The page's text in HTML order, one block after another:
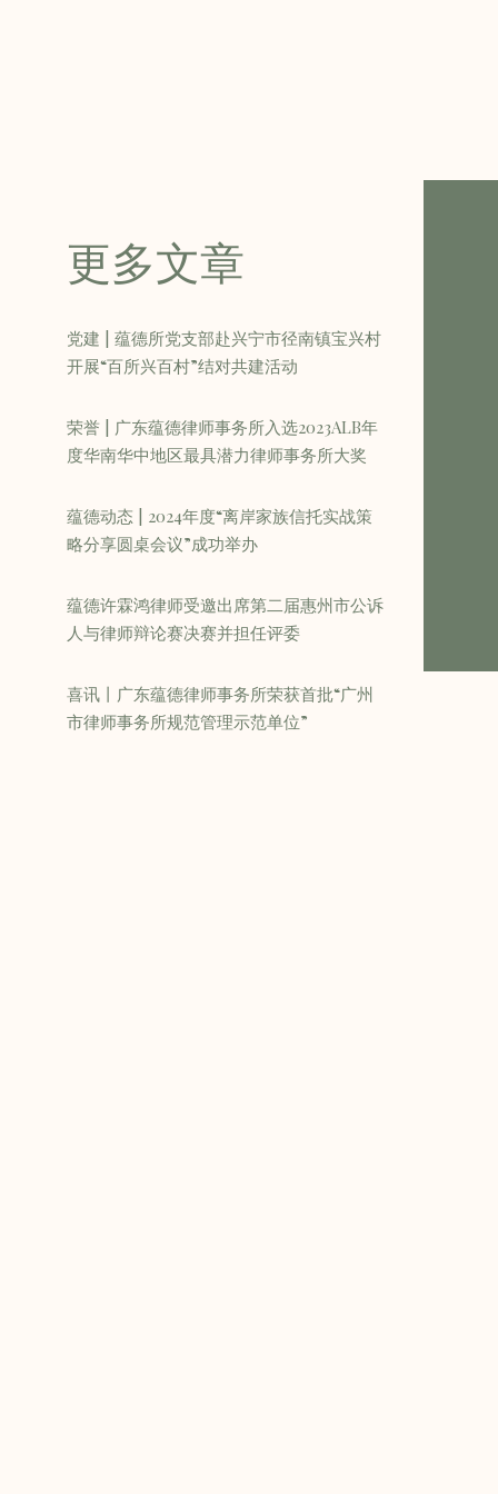
更多文章
党建 | 蕴德所党支部赴兴宁市径南镇宝兴村
开展“百所兴百村”结对共建活动
荣誉 | 广东蕴德律师事务所入选2023ALB年
度华南华中地区最具潜力律师事务所大奖
蕴德动态 | 2024年度“离岸家族信托实战策
略分享圆桌会议”成功举办
蕴德许霖鸿律师受邀出席第二届惠州市公诉
人与律师辩论赛决赛并担任评委
喜讯丨广东蕴德律师事务所荣获首批“广州
市律师事务所规范管理示范单位”